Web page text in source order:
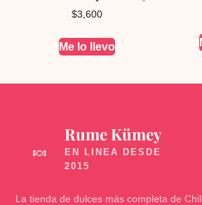
$3,600
Me lo llevo
🍬
Rume Kümey
La tienda de dulces más completa de